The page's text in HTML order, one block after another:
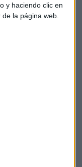
y haciendo clic en
la página web.
Sabadell (-7,5%),
BBVA y Aena